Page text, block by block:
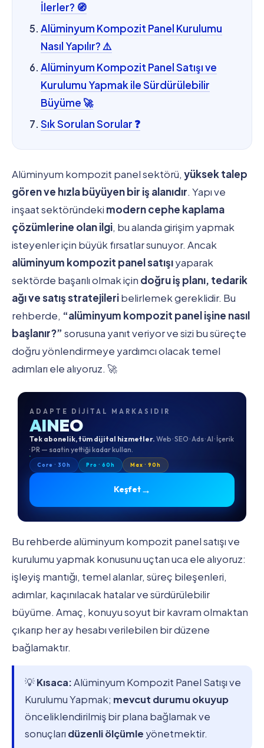
İlerler? 🧭
Alüminyum Kompozit Panel Kurulumu
Nasıl Yapılır? ⚠️
Alüminyum Kompozit Panel Satışı ve
Kurulumu Yapmak ile Sürdürülebilir
Büyüme 🚀
Sık Sorulan Sorular ❓
Alüminyum kompozit panel sektörü, yüksek talep
gören ve hızla büyüyen bir iş alanıdır. Yapı ve
inşaat sektöründeki modern cephe kaplama
çözümlerine olan ilgi, bu alanda girişim yapmak
isteyenler için büyük fırsatlar sunuyor. Ancak
alüminyum kompozit panel satışıyaparak
sektörde başarılı olmak için doğru iş planı, tedarik
ağı ve satış stratejileribelirlemek gereklidir. Bu
rehberde, “alüminyum kompozit panel işine nasıl
başlanır?” sorusuna yanıt veriyor ve sizi bu süreçte
doğru yönlendirmeye yardımcı olacak temel
adımları ele alıyoruz. 🚀
ADAPTE DIJITAL MARKASIDIR
AINEO
Tek abonelik, tüm dijital hizmetler. Web · SEO · Ads · AI · İçerik
· PR — saatin yettiği kadar kullan.
Core · 30h Pro · 60h Max · 90h
Keşfet→
Bu rehberde alüminyum kompozit panel satışı ve
kurulumu yapmak konusunu uçtan uca ele alıyoruz:
işleyiş mantığı, temel alanlar, süreç bileşenleri,
adımlar, kaçınılacak hatalar ve sürdürülebilir
büyüme. Amaç, konuyu soyut bir kavram olmaktan
çıkarıp her ay hesabı verilebilen bir düzene
bağlamaktır.
💡Kısaca:Alüminyum Kompozit Panel Satışı ve
Kurulumu Yapmak; mevcut durumu okuyup
önceliklendirilmiş bir plana bağlamak ve
sonuçları düzenli ölçümle yönetmektir.